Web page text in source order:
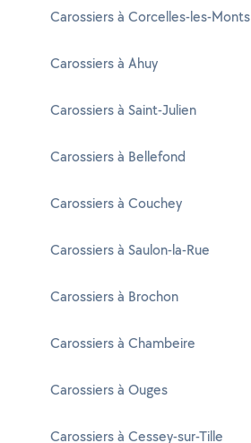
Carossiers à Corcelles-les-Monts
Carossiers à Ahuy
Carossiers à Saint-Julien
Carossiers à Bellefond
Carossiers à Couchey
Carossiers à Saulon-la-Rue
Carossiers à Brochon
Carossiers à Chambeire
Carossiers à Ouges
Carossiers à Cessey-sur-Tille